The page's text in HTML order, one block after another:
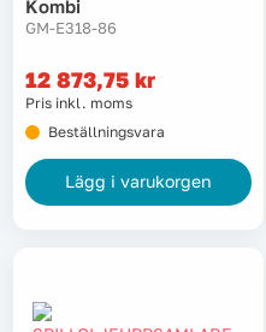
Kombi
GM-E318-86
12 873,75 kr
Pris inkl. moms
Beställningsvara
Lägg i varukorgen